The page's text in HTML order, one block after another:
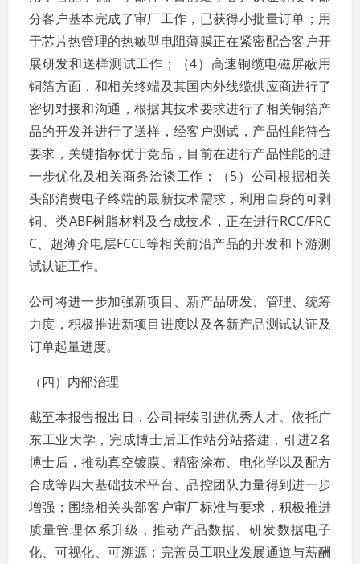
分客户基本完成了审厂工作，已获得小批量订单；用
于芯片热管理的热敏型电阻薄膜正在紧密配合客户开
展研发和送样测试工作；（4）高速铜缆电磁屏蔽用
铜箔方面，和相关终端及其国内外线缆供应商进行了
密切对接和沟通，根据其技术要求进行了相关铜箔产
品的开发并进行了送样，经客户测试，产品性能符合
要求，关键指标优于竞品，目前在进行产品性能的进
一步优化及相关商务洽谈工作；（5）公司根据相关
头部消费电子终端的最新技术需求，利用自身的可剥
铜、类ABF树脂材料及合成技术，正在进行RCC/FRC
C、超薄介电层FCCL等相关前沿产品的开发和下游测
试认证工作。
公司将进一步加强新项目、新产品研发、管理、统筹
力度，积极推进新项目进度以及各新产品测试认证及
订单起量进度。
（四）内部治理
截至本报告报出日，公司持续引进优秀人才。依托广
东工业大学，完成博士后工作站分站搭建，引进2名
博士后，推动真空镀膜、精密涂布、电化学以及配方
合成等四大基础技术平台、品控团队力量得到进一步
增强；围绕相关头部客户审厂标准与要求，积极推进
质量管理体系升级，推动产品数据、研发数据电子
化、可视化、可溯源；完善员工职业发展通道与薪酬